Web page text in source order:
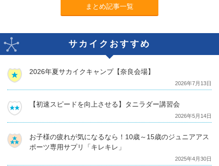
まとめ記事一覧
サカイクおすすめ
2026年夏サカイクキャンプ【奈良会場】
2026年7月13日
【初速スピードを向上させる】タニラダー講習会
2026年5月14日
お子様の疲れが気になるなら！10歳～15歳のジュニアアス
ポーツ専用サプリ「キレキレ」
2025年4月30日